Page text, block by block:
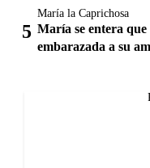
María la Caprichosa
María se entera
embarazada a su